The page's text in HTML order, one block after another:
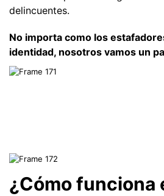
delincuentes.
No importa como los
identidad, nosotros vamos un
¿Cómo funciona